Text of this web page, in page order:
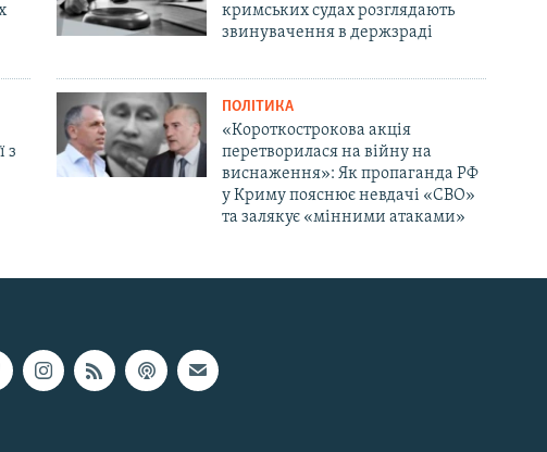
кримських судах розглядають
звинувачення в держзраді
з
ПОЛІТИКА
«Короткострокова акція
перетворилася на війну на
виснаження»: Як пропаганда РФ
у Криму пояснює невдачі «СВО»
та залякує «мінними атаками»